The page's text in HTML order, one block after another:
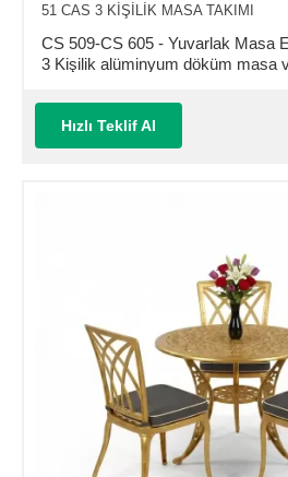
51 CAS 3 KİŞİLİK MASA TAKIMI
CS 509-CS 605 - Yuvarlak Masa
3 Kişilik alüminyum döküm masa
Hızlı Teklif Al